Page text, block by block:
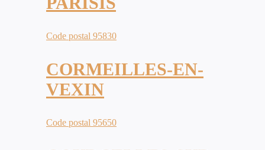
Code postal 95830
CORMEILLES-EN-
VEXIN
Code postal 95650